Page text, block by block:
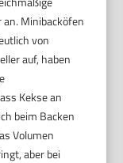
an. Minibacköfen
von
auf, haben
Kekse an
beim Backen
Volumen
aber bei